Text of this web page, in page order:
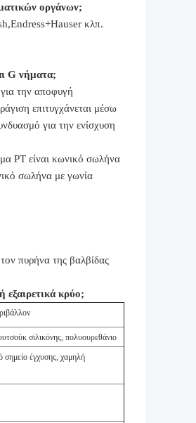
οργάνων;
κλπ.
G νήματα;
την αποφυγή
επιτυγχάνεται μέσω
για την ενίσχυση
PT είναι κωνικό σωλήνα
σωλήνα με γωνία
πυρήνα της βαλβίδας
εξαιρετικά κρύο;
σιλικόνης, πολυουρεθάνιο
έγχυσης, χαμηλή